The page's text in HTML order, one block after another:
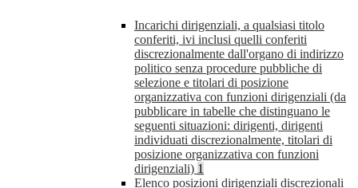
Incarichi dirigenziali, a qualsiasi titolo
conferiti, ivi inclusi quelli conferiti
discrezionalmente dall'organo di indirizzo
politico senza procedure pubbliche di
selezione e titolari di posizione
organizzativa con funzioni dirigenziali (da
pubblicare in tabelle che distinguano le
seguenti situazioni: dirigenti, dirigenti
individuati discrezionalmente, titolari di
posizione organizzativa con funzioni
dirigenziali) 1
Elenco posizioni dirigenziali discrezionali